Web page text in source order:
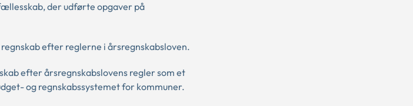
der udførte opgaver på
efter reglerne i årsregnskabsloven.
efter årsregnskabslovens regler som et
og regnskabssystemet for kommuner.